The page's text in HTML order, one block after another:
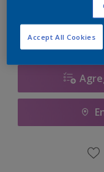
1 L
4 L
9.3 L
Accept All Cookies